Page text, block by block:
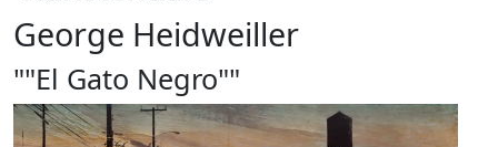
George Heidweiller
""El Gato Negro""